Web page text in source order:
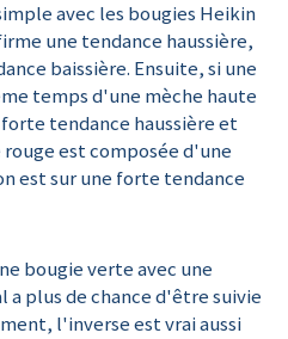
avec les bougies Heikin
une tendance haussière,
baissière. Ensuite, si une
temps d'une mèche haute
tendance haussière et
est composée d'une
est sur une forte tendance
bougie verte avec une
a plus de chance d'être suivie
l'inverse est vrai aussi